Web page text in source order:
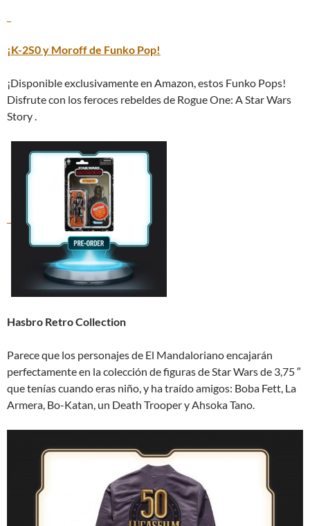
¡K-2S0 y Moroff de Funko Pop!
¡Disponible exclusivamente en Amazon, estos Funko Pops!
Disfrute con los feroces rebeldes de Rogue One: A Star Wars
Story .
Hasbro Retro Collection
Parece que los personajes de El Mandaloriano encajarán
perfectamente en la colección de figuras de Star Wars de 3,75 ″
que tenías cuando eras niño, y ha traído amigos: Boba Fett, La
Armera, Bo-Katan, un Death Trooper y Ahsoka Tano.